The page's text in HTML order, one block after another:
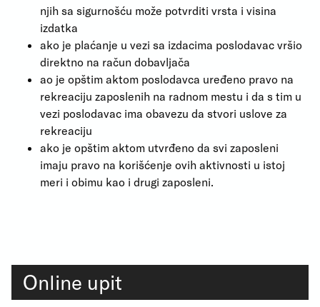
njih sa sigurnošću može potvrditi vrsta i visina
izdatka
ako je plaćanje u vezi sa izdacima poslodavac vršio
direktno na račun dobavljača
ao je opštim aktom poslodavca uređeno pravo na
rekreaciju zaposlenih na radnom mestu i da s tim u
vezi poslodavac ima obavezu da stvori uslove za
rekreaciju
ako je opštim aktom utvrđeno da svi zaposleni
imaju pravo na korišćenje ovih aktivnosti u istoj
meri i obimu kao i drugi zaposleni.
Online upit